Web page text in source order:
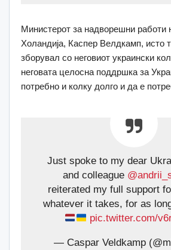
Министерот за надворешни работи
Холандија, Каспер Велдкамп, исто
зборувал со неговиот украински
неговата целосна поддршка за
потребно и колку долго и да е
Just spoke to my dear
and colleague
reiterated my full support
whatever it takes, for as
pic.twitter.com/
— Caspar Veldkamp